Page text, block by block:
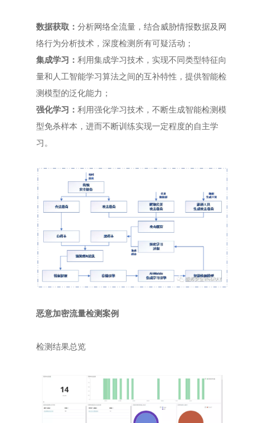
数据获取： 分析网络全流量，结合威胁情报数据及网
络行为分析技术，深度检测所有可疑活动；
集成学习： 利用集成学习技术，实现不同类型特征向
量和人工智能学习算法之间的互补特性，提供智能检
测模型的泛化能力；
强化学习： 利用强化学习技术，不断生成智能检测模
型免杀样本，进而不断训练实现一定程度的自主学
习。
恶意加密流量检测案例
检测结果总览